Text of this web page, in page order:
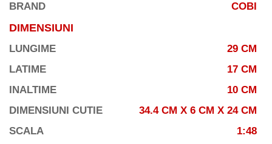
BRAND
COBI
DIMENSIUNI
LUNGIME
29 CM
LATIME
17 CM
INALTIME
10 CM
DIMENSIUNI CUTIE
34.4 CM X 6 CM X 24 CM
SCALA
1:48